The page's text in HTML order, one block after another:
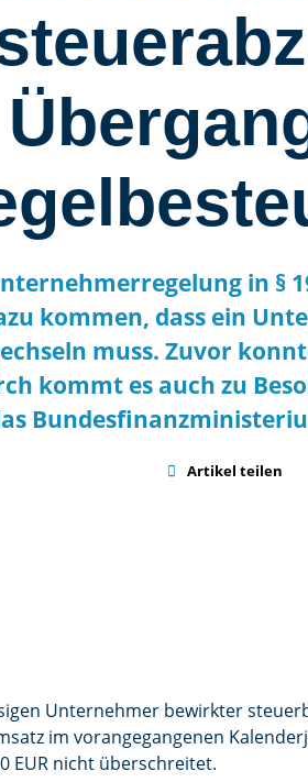
in §
kommen, dass ein
muss. Zuvor
kommt es auch zu
 Artikel teilen
Unternehmer bewirkter
im vorangegangenen
EUR nicht überschreitet.